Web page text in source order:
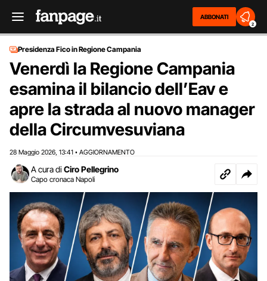
ABBONATI
2
Presidenza Fico in Regione Campania
Venerdì la Regione Campania
esamina il bilancio dell’Eav e
apre la strada al nuovo manager
della Circumvesuviana
28 Maggio 2026 13:41 • AGGIORNAMENTO
A cura di Ciro Pellegrino
Capo cronaca Napoli